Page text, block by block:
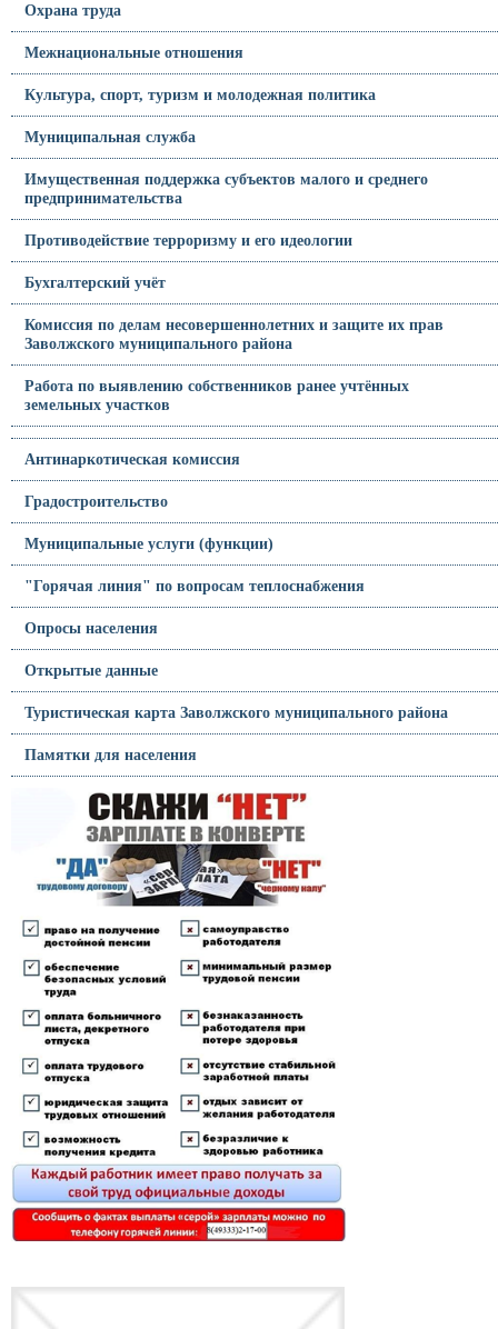
Охрана труда
Межнациональные отношения
Культура, спорт, туризм и молодежная политика
Муниципальная служба
Имущественная поддержка субъектов малого и среднего
предпринимательства
Противодействие терроризму и его идеологии
Бухгалтерский учёт
Комиссия по делам несовершеннолетних и защите их прав
Заволжского муниципального района
Работа по выявлению собственников ранее учтённых
земельных участков
Антинаркотическая комиссия
Градостроительство
Муниципальные услуги (функции)
"Горячая линия" по вопросам теплоснабжения
Опросы населения
Открытые данные
Туристическая карта Заволжского муниципального района
Памятки для населения